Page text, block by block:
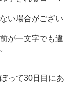
い場合がござい
が一文字でも違
って30日目にあ